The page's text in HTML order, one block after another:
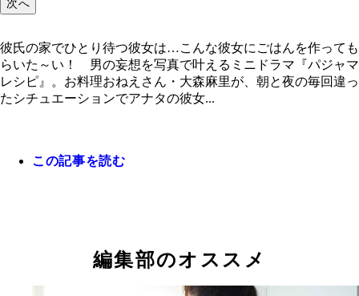
次へ
彼氏の家でひとり待つ彼女は…こんな彼女にごはんを作っても
らいた～い！ 男の妄想を写真で叶えるミニドラマ『パジャマ
レシピ』。お料理おねえさん・大森麻里が、朝と夜の毎回違っ
たシチュエーションでアナタの彼女...
この記事を読む
編集部のオススメ